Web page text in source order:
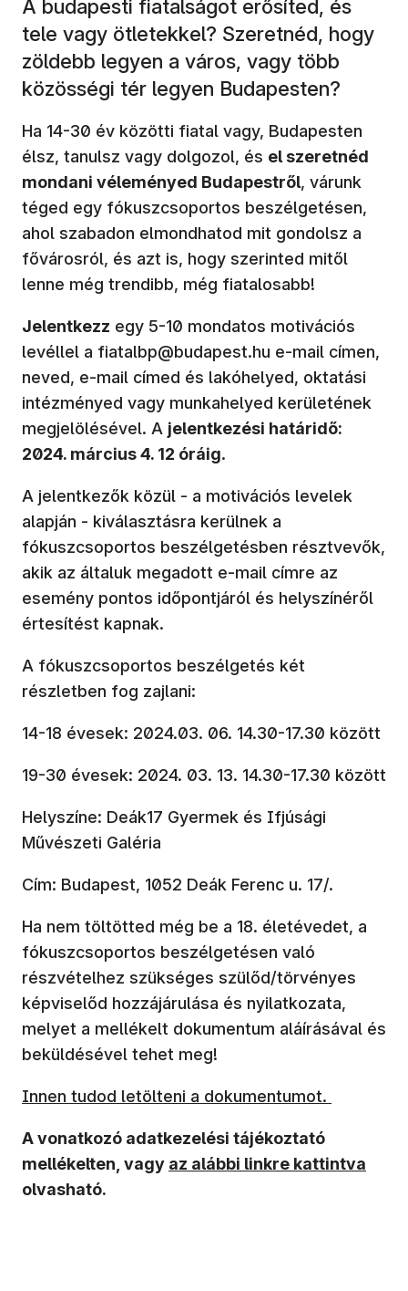
A budapesti fiatalságot erősíted, és
tele vagy ötletekkel? Szeretnéd, hogy
zöldebb legyen a város, vagy több
közösségi tér legyen Budapesten?
Ha 14-30 év közötti fiatal vagy, Budapesten
élsz, tanulsz vagy dolgozol, és el szeretnéd
mondani véleményed Budapestről, várunk
téged egy fókuszcsoportos beszélgetésen,
ahol szabadon elmondhatod mit gondolsz a
fővárosról, és azt is, hogy szerinted mitől
lenne még trendibb, még fiatalosabb!
Jelentkezz egy 5-10 mondatos motivációs
levéllel a fiatalbp@budapest.hu e-mail címen,
neved, e-mail címed és lakóhelyed, oktatási
intézményed vagy munkahelyed kerületének
megjelölésével. A jelentkezési határidő:
2024. március 4. 12 óráig.
A jelentkezők közül - a motivációs levelek
alapján - kiválasztásra kerülnek a
fókuszcsoportos beszélgetésben résztvevők,
akik az általuk megadott e-mail címre az
esemény pontos időpontjáról és helyszínéről
értesítést kapnak.
A fókuszcsoportos beszélgetés két
részletben fog zajlani:
14-18 évesek: 2024.03. 06. 14.30-17.30 között
19-30 évesek: 2024. 03. 13. 14.30-17.30 között
Helyszíne: Deák17 Gyermek és Ifjúsági
Művészeti Galéria
Cím: Budapest, 1052 Deák Ferenc u. 17/.
Ha nem töltötted még be a 18. életévedet, a
fókuszcsoportos beszélgetésen való
részvételhez szükséges szülőd/törvényes
képviselőd hozzájárulása és nyilatkozata,
melyet a mellékelt dokumentum aláírásával és
beküldésével tehet meg!
Innen tudod letölteni a dokumentumot.
A vonatkozó adatkezelési tájékoztató
mellékelten, vagy az alábbi linkre kattintva
olvasható.